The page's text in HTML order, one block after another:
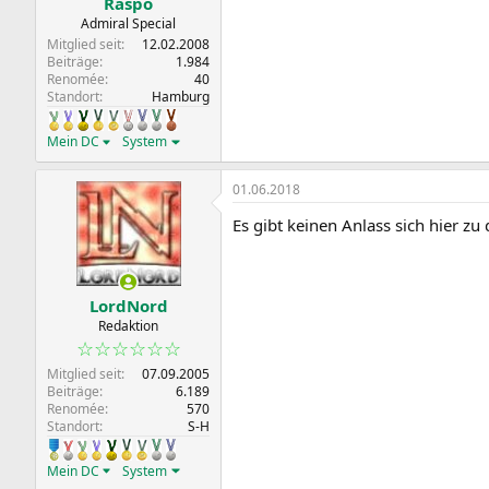
Admiral Special
Mitglied seit
12.02.2008
Beiträge
1.984
Renomée
40
Standort
Hamburg
Mein DC System
LordNord
Redaktion
☆☆☆☆☆☆
Mitglied seit
07.09.2005
Beiträge
6.189
Renomée
570
Standort
S-H
Mein DC System
01.06.2018
Es gibt keinen Anlass sich hier zu